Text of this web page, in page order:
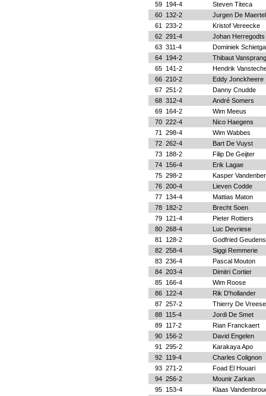
59 194-4
Steven Titeca
60 132-2
Jurgen De
61
233-2
Kristof Vereecke
62 291-4
Johan Herregodts
63 311-4
Dominiek
64 194-2
Thibaut
65 141-2
Hendrik
66 210-2
Eddy Jonckheere
67 251-2
Danny Cnudde
68 312-4
André Somers
69 164-2
Wim Meeus
70 222-4
Nico Haegens
71
298-4
Wim Wabbes
72 262-4
Bart De Vuyst
73 188-2
Filip De Geijter
74 156-4
Erik Lagae
75 298-2
Kasper
76 200-4
Lieven Codde
77 134-4
Mattias Maton
78 182-2
Brecht Soen
79 121-4
Pieter Rottiers
80 268-4
Luc Devriese
81
128-2
Godfried Geudens
82 258-4
Siggi Remmerie
83 236-4
Pascal Mouton
84 203-4
Dimitri Cortier
85 166-4
Wim Roose
86 122-4
Rik D'hollander
87 257-2
Thierry De Vreese
88 115-4
Jordi De Smet
89 117-2
Rian Franckaert
90 156-2
David Engelen
91
295-2
Karakaya Apo
92 119-4
Charles Colignon
93 271-2
Foad El Houari
94 256-2
Mounir Zarkan
95 153-4
Klaas